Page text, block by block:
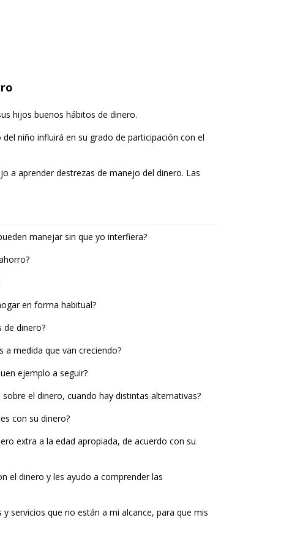
hijos buenos hábitos de dinero.
niño influirá en su grado de participación con el
a aprender destrezas de manejo del dinero. Las
manejar sin que yo interfiera?
en forma habitual?
de dinero?
a medida que van creciendo?
ejemplo a seguir?
el dinero, cuando hay distintas alternativas?
con su dinero?
extra a la edad apropiada, de acuerdo con su
el dinero y les ayudo a comprender las
servicios que no están a mi alcance, para que mis